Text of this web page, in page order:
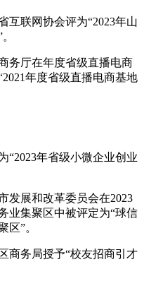
互联网协会评为“2023年山
在年度省级直播电商
年度省级直播电商基地
为“2023年省级小微企业创业
市发展和改革委员会在2023
业集聚区中被评定为“球信
区”。
小店区商务局授予“校友招商引才